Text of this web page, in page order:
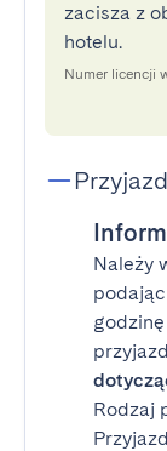
zacisza z
hotelu.
Numer licencji
Przyjazd
Należy
Rodzaj